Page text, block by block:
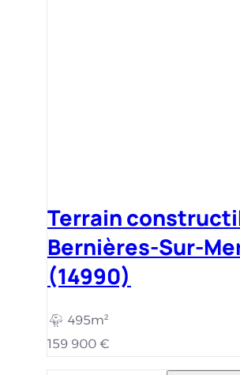
Terrain
Bernières-Sur-
(14990)
495m²
159 900 €